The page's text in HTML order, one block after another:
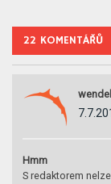
22 KOMENTÁŘŮ
wendel
Hmm
S redaktorem